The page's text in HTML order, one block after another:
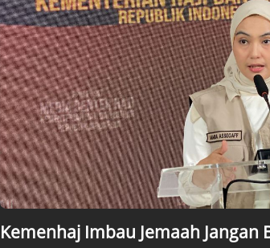
Kemenhaj Imbau Jemaah Jangan